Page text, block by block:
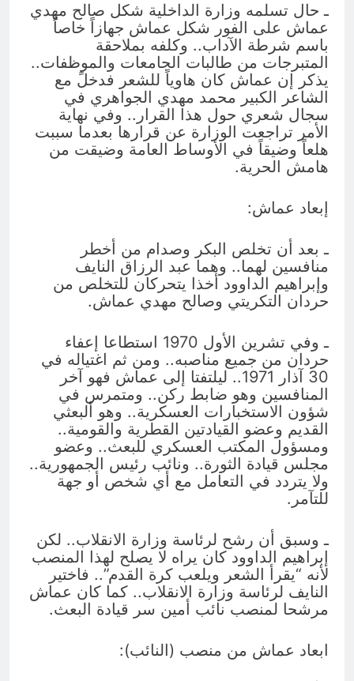
ـ حال تسلمه وزارة الداخلية شكل صالح مهدي
عماش على الفور شكل عماش جهازاً خاصاً
باسم شرطة الآداب.. وكلفه بملاحقة
المتبرجات من طالبات الجامعات والموظفات..
يذكر إن عماش كان هاوياً للشعر فدخلً مع
الشاعر الكبير محمد مهدي الجواهري في
سجال شعري حول هذا القرار.. وفي نهاية
الأمر تراجعت الوزارة عن قرارها بعدما سببت
هلعاً وضيقاً في الأوساط العامة وضيقت من
هامش الحرية.
إبعاد عماش:
ـ بعد أن تخلص البكر وصدام من أخطر
منافسين لهما.. وهما عبد الرزاق النايف
وإبراهيم الداوود أخذا يتحركان للتخلص من
حردان التكريتي وصالح مهدي عماش.
ـ وفي تشرين الأول 1970 استطاعا إعفاء
حردان من جميع مناصبه.. ومن ثم اغتياله في
30 آذار 1971.. ليلتفتا إلى عماش فهو آخر
المنافسين وهو ضابط ركن.. ومتمرس في
شؤون الاستخبارات العسكرية.. وهو ألبعثي
القديم وعضو القيادتين القطرية والقومية..
ومسؤول المكتب العسكري للبعث.. وعضو
مجلس قيادة الثورة.. ونائب رئيس الجمهورية..
ولا يتردد في التعامل مع أي شخص أو جهة
للتآمر.
ـ وسبق أن رشح لرئاسة وزارة الانقلاب.. لكن
إبراهيم الداوود كان يراه لا يصلح لهذا المنصب
لأنه “يقرأ الشعر ويلعب كرة القدم”.. فاختير
النايف لرئاسة وزارة الانقلاب.. كما كان عماش
مرشحا لمنصب نائب أمين سر قيادة البعث.
ابعاد عماش من منصب (النائب):